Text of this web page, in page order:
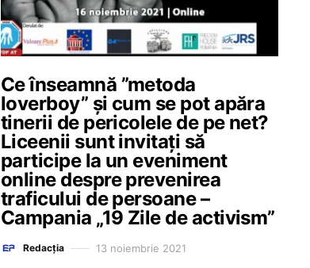
Ce înseamnă ”metoda
loverboy” și cum se pot apăra
tinerii de pericolele de pe net?
Liceenii sunt invitați să
participe la un eveniment
online despre prevenirea
traficului de persoane –
Campania „19 Zile de activism”
Redacția 13 noiembrie 2021